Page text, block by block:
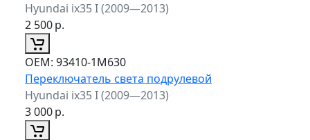
Hyundai ix35 I (2009—2013)
2 500р.
ОЕМ: 93410-1M630
Переключатель света подрулевой
Hyundai ix35 I (2009—2013)
3 000р.